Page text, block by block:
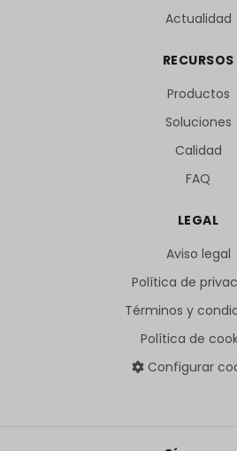
Actualidad
RECURSOS
Productos
Soluciones
Calidad
FAQ
LEGAL
Aviso legal
Política de
Términos y
Política de
Configurar